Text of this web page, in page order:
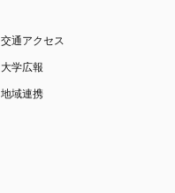
交通アクセス
大学広報
地域連携